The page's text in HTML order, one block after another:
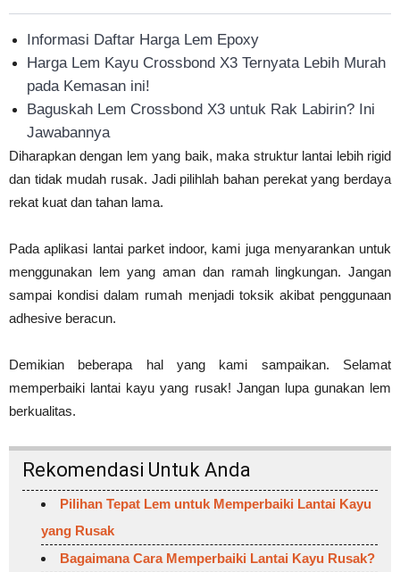
Informasi Daftar Harga Lem Epoxy
Harga Lem Kayu Crossbond X3 Ternyata Lebih Murah
pada Kemasan ini!
Baguskah Lem Crossbond X3 untuk Rak Labirin? Ini
Jawabannya
Diharapkan dengan lem yang baik, maka struktur lantai lebih rigid
dan tidak mudah rusak. Jadi pilihlah bahan perekat yang berdaya
rekat kuat dan tahan lama.
Pada aplikasi lantai parket indoor, kami juga menyarankan untuk
menggunakan lem yang aman dan ramah lingkungan. Jangan
sampai kondisi dalam rumah menjadi toksik akibat penggunaan
adhesive beracun.
Demikian beberapa hal yang kami sampaikan. Selamat
memperbaiki lantai kayu yang rusak! Jangan lupa gunakan lem
berkualitas.
Rekomendasi Untuk Anda
Pilihan Tepat Lem untuk Memperbaiki Lantai Kayu
yang Rusak
Bagaimana Cara Memperbaiki Lantai Kayu Rusak?